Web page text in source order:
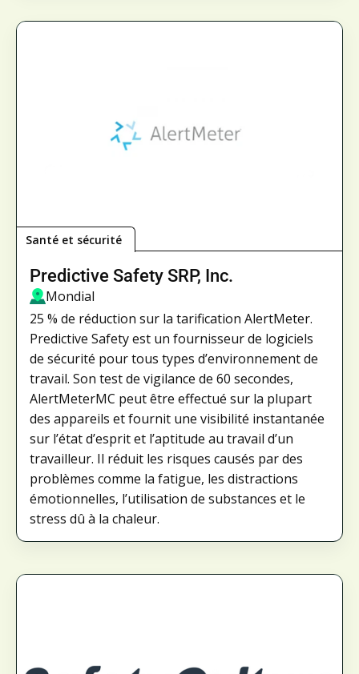
Santé et sécurité
Predictive Safety SRP, Inc.
Mondial
25 % de réduction sur la tarification AlertMeter.
Predictive Safety est un fournisseur de logiciels
de sécurité pour tous types d’environnement de
travail. Son test de vigilance de 60 secondes,
AlertMeterMC peut être effectué sur la plupart
des appareils et fournit une visibilité instantanée
sur l’état d’esprit et l’aptitude au travail d’un
travailleur. Il réduit les risques causés par des
problèmes comme la fatigue, les distractions
émotionnelles, l’utilisation de substances et le
stress dû à la chaleur.